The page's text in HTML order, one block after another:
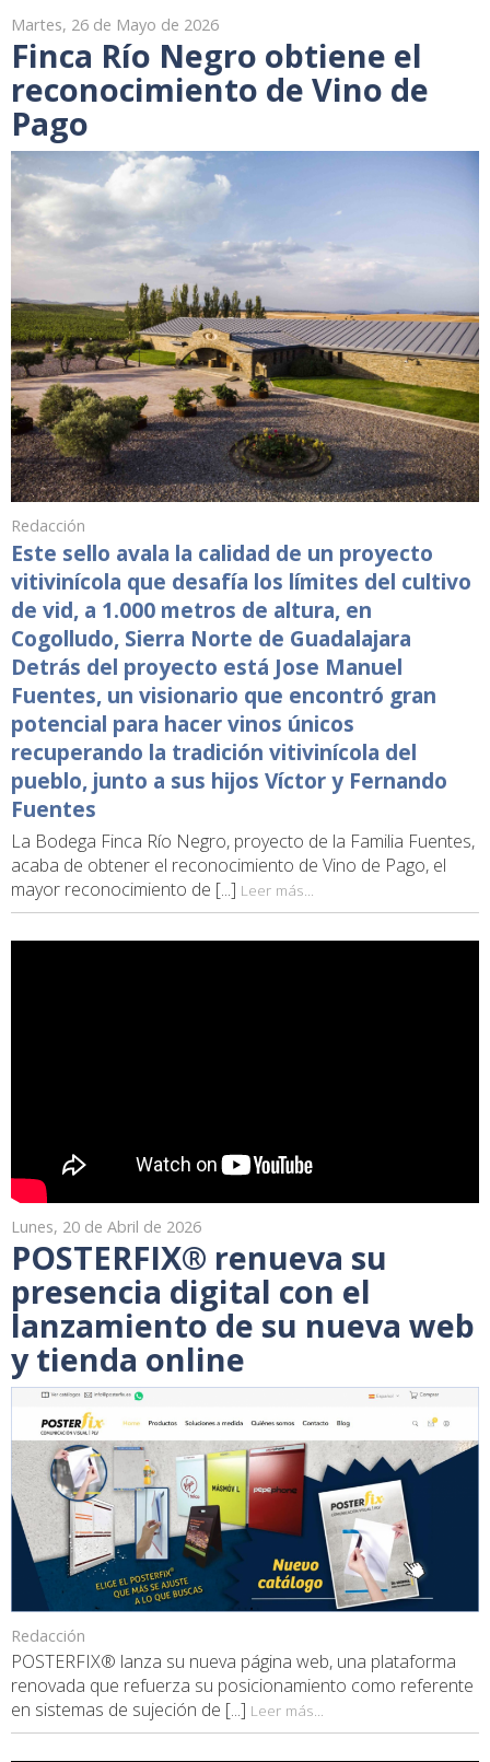
Martes, 26 de Mayo de 2026
Finca Río Negro obtiene el
reconocimiento de Vino de
Pago
Redacción
Este sello avala la calidad de un proyecto
vitivinícola que desafía los límites del cultivo
de vid, a 1.000 metros de altura, en
Cogolludo, Sierra Norte de Guadalajara
Detrás del proyecto está Jose Manuel
Fuentes, un visionario que encontró gran
potencial para hacer vinos únicos
recuperando la tradición vitivinícola del
pueblo, junto a sus hijos Víctor y Fernando
Fuentes
La Bodega Finca Río Negro, proyecto de la Familia Fuentes,
acaba de obtener el reconocimiento de Vino de Pago, el
mayor reconocimiento de [...] Leer más...
Lunes, 20 de Abril de 2026
POSTERFIX® renueva su
presencia digital con el
lanzamiento de su nueva web
y tienda online
Redacción
POSTERFIX® lanza su nueva página web, una plataforma
renovada que refuerza su posicionamiento como referente
en sistemas de sujeción de [...] Leer más...